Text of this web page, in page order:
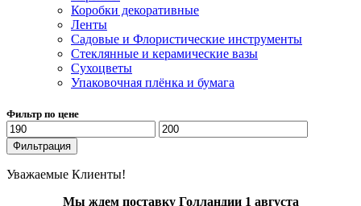
Коробки декоративные
Ленты
Садовые и Флористические инструменты
Стеклянные и керамические вазы
Сухоцветы
Упаковочная плёнка и бумага
Фильтр по цене
Минимальная
цена
Максимальная
цена
Фильтрация
Уважаемые Клиенты!
Мы ждем поставку Голландии 1 августа